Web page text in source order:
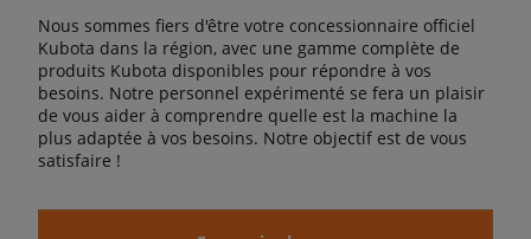
Nous sommes fiers d'être votre concessionnaire officiel
Kubota dans la région, avec une gamme complète de
produits Kubota disponibles pour répondre à vos
besoins. Notre personnel expérimenté se fera un plaisir
de vous aider à comprendre quelle est la machine la
plus adaptée à vos besoins. Notre objectif est de vous
satisfaire !